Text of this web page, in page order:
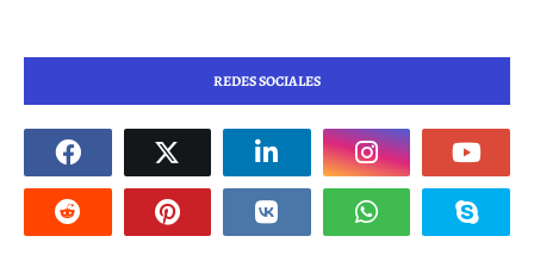
REDES SOCIALES